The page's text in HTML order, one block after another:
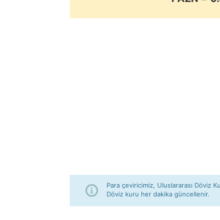
Para çeviricimiz, Uluslararası Döviz
Döviz kuru her dakika güncellenir.